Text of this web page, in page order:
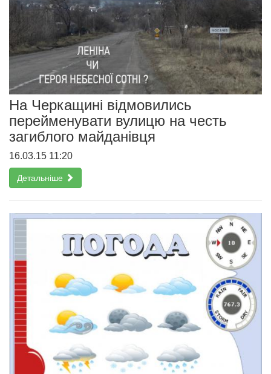
На Черкащині відмовились
перейменувати вулицю на честь
загиблого майданівця
16.03.15 11:20
Детальніше